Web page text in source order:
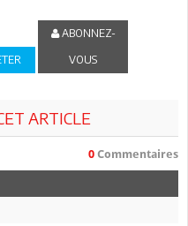
ABONNEZ-
VOUS
ARTICLE
0 Commentaires